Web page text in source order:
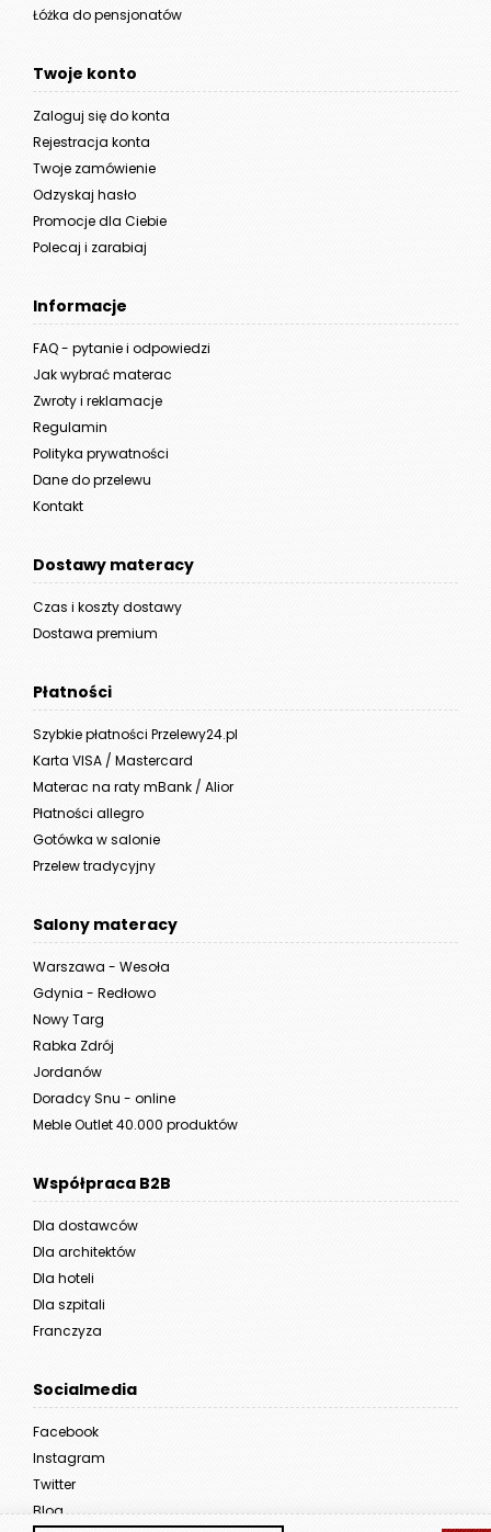
Łóżka do pensjonatów
Twoje konto
Zaloguj się do konta
Rejestracja konta
Twoje zamówienie
Odzyskaj hasło
Promocje dla Ciebie
Polecaj i zarabiaj
Informacje
FAQ - pytanie i odpowiedzi
Jak wybrać materac
Zwroty i reklamacje
Regulamin
Polityka prywatności
Dane do przelewu
Kontakt
Dostawy materacy
Czas i koszty dostawy
Dostawa premium
Płatności
Szybkie płatności Przelewy24.pl
Karta VISA / Mastercard
Materac na raty mBank / Alior
Płatności allegro
Gotówka w salonie
Przelew tradycyjny
Salony materacy
Warszawa - Wesoła
Gdynia - Redłowo
Nowy Targ
Rabka Zdrój
Jordanów
Doradcy Snu - online
Meble Outlet 40.000 produktów
Współpraca B2B
Dla dostawców
Dla architektów
Dla hoteli
Dla szpitali
Franczyza
Socialmedia
Facebook
Instagram
Twitter
Blog